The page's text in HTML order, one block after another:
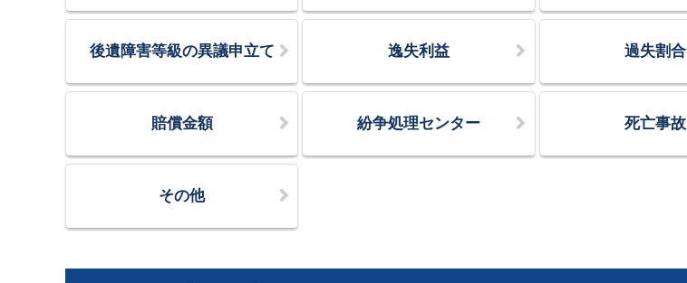
後遺障害等級の異議申立て 逸失利益 過失割合
賠償金額 紛争処理センター 死亡事故
その他